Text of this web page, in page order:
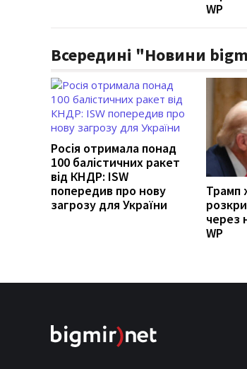
WP
Всередині "Новини
Росія отримала понад
100 балістичних ракет
від КНДР: ISW
попередив про нову
загрозу для України
Трамп
через
WP